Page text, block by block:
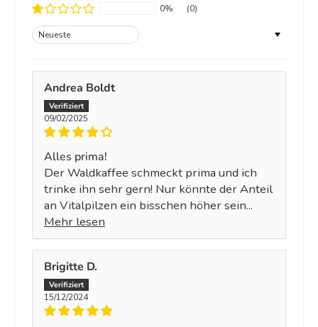
0%
(0)
Sort by
Andrea Boldt
09/02/2025
Alles prima!
Der Waldkaffee schmeckt prima und ich
trinke ihn sehr gern! Nur könnte der Anteil
an Vitalpilzen ein bisschen höher sein...
Mehr lesen
Brigitte D.
15/12/2024